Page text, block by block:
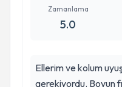
hayatta olabilmesi
Doktorumuza
şikayetleri
Zamanlama
5.0
Ellerim ve kolum
gerekiyordu. Boyun